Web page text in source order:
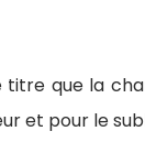
que la
et pour le